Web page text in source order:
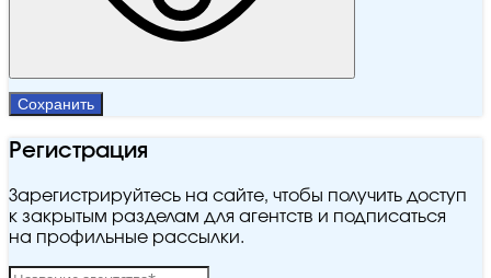
Сохранить
Регистрация
Зарегистрируйтесь на сайте, чтобы получить доступ
к закрытым разделам для агентств и подписаться
на профильные рассылки.